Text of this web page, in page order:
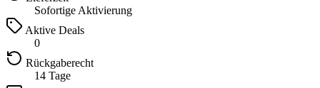
Sofortige Aktivierung
Aktive Deals
0
Rückgaberecht
14 Tage